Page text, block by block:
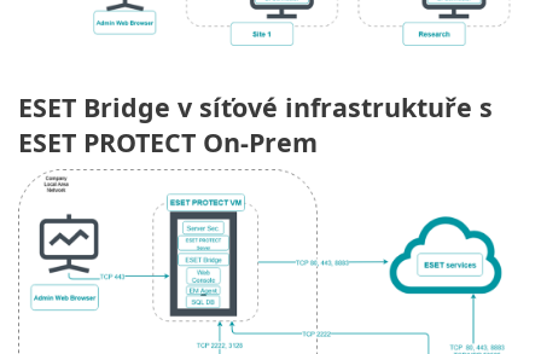
ESET Bridge v síťové infrastruktuře s
ESET PROTECT On-Prem